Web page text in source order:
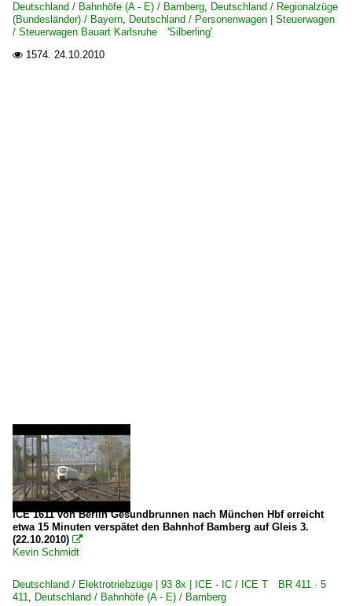
Deutschland / Bahnhöfe (A - E) / Bamberg, Deutschland / Regionalzüge
(Bundesländer) / Bayern, Deutschland / Personenwagen | Steuerwagen
/ Steuerwagen Bauart Karlsruhe 'Silberling'
 1574. 24.10.2010
ICE 1611 von Berlin Gesundbrunnen nach München Hbf erreicht
etwa 15 Minuten verspätet den Bahnhof Bamberg auf Gleis 3.
(22.10.2010) 
Kevin Schmidt
Deutschland / Elektrotriebzüge | 93 8x | ICE - IC / ICE T BR 411 · 5
411, Deutschland / Bahnhöfe (A - E) / Bamberg